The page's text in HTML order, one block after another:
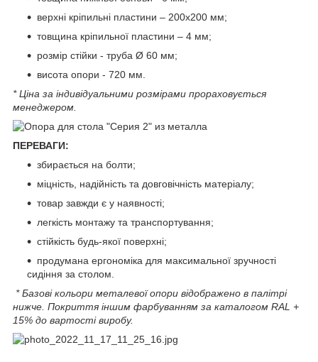
верхні кріпильні пластини – 200х200 мм;
товщина кріпильної пластини – 4 мм;
розмір стійки - труба Ø 60 мм;
висота опори - 720 мм.
* Ціна за індивідуальними розмірами прораховується
менеджером.
ПЕРЕВАГИ:
збирається на болти;
міцність, надійність та довговічність матеріалу;
товар завжди є у наявності;
легкість монтажу та транспортування;
стійкість будь-якої поверхні;
продумана ергономіка для максимальної зручності
сидіння за столом.
* Базові кольори металевої опори відображено в палітрі
нижче. Покриття іншим фарбуванням за каталогом RAL +
15% до вартості виробу.